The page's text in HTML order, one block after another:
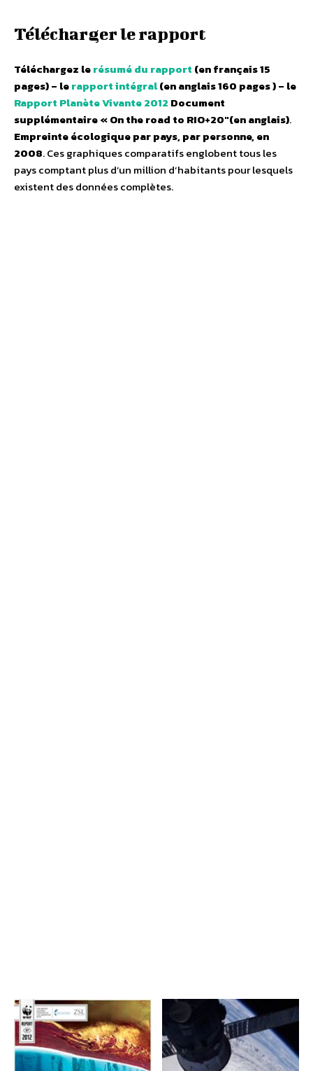
Télécharger le rapport
Téléchargez lerésumé du rapport (en français 15
pages) – lerapport intégral(en anglais 160 pages ) – le
Rapport Planète Vivante 2012 Document
supplémentaire « On the road to RIO+20″(en anglais).
Empreinte écologique par pays, par personne, en
2008. Ces graphiques comparatifs englobent tous les
pays comptant plus d’un million d’habitants pour lesquels
existent des données complètes.